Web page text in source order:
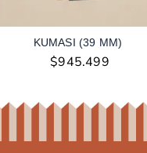
KUMASI (39 MM)
$945.499